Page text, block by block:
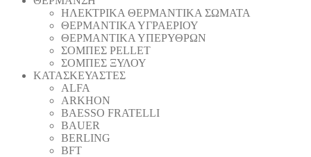
ΗΛΕΚΤΡΙΚΑ ΘΕΡΜΑΝΤΙΚΑ ΣΩΜΑΤΑ
ΘΕΡΜΑΝΤΙΚΑ ΥΓΡΑΕΡΙΟΥ
ΘΕΡΜΑΝΤΙΚΑ ΥΠΕΡΥΘΡΩΝ
ΣΟΜΠΕΣ PELLET
ΣΟΜΠΕΣ ΞΥΛΟΥ
ΚΑΤΑΣΚΕΥΑΣΤΕΣ
ALFA
ARKHON
BAESSO FRATELLI
BAUER
BERLING
BFT